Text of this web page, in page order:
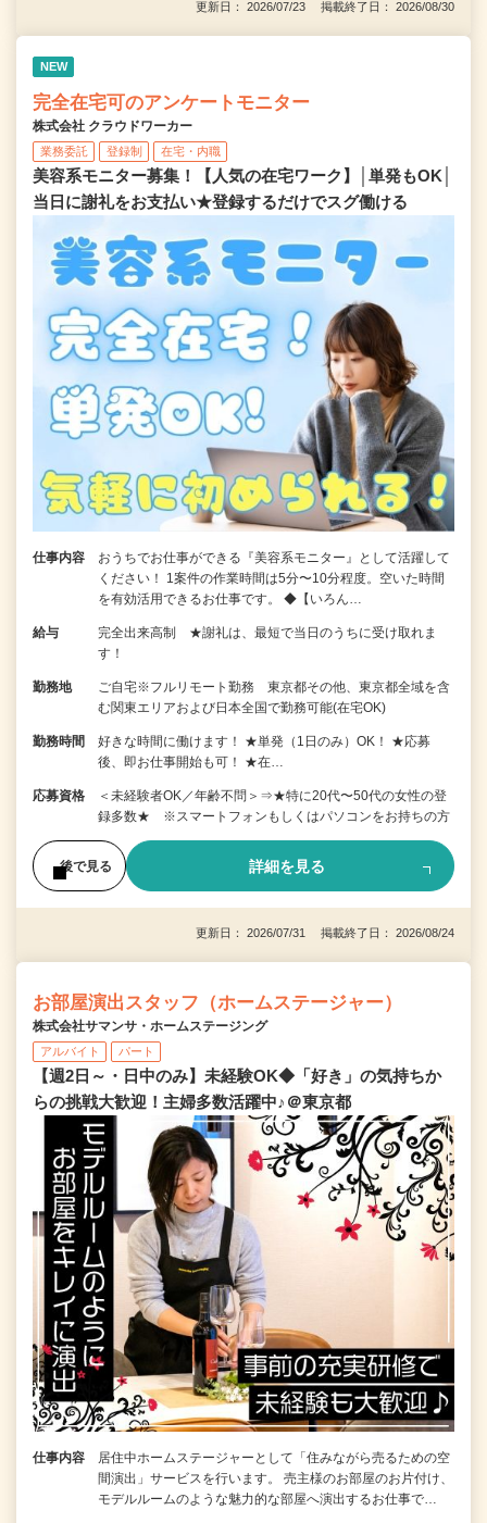
更新日： 2026/07/23 掲載終了日： 2026/08/30
NEW
完全在宅可のアンケートモニター
株式会社 クラウドワーカー
業務委託 登録制 在宅・内職
美容系モニター募集！【人気の在宅ワーク】│単発もOK│
当日に謝礼をお支払い★登録するだけでスグ働ける
仕事内容
おうちでお仕事ができる『美容系モニター』として活躍して
ください！ 1案件の作業時間は5分〜10分程度。空いた時間
を有効活用できるお仕事です。 ◆【いろん…
給与
完全出来高制 ★謝礼は、最短で当日のうちに受け取れま
す！
勤務地
ご自宅※フルリモート勤務 東京都その他、東京都全域を含
む関東エリアおよび日本全国で勤務可能(在宅OK)
勤務時間
好きな時間に働けます！ ★単発（1日のみ）OK！ ★応募
後、即お仕事開始も可！ ★在…
応募資格
＜未経験者OK／年齢不問＞⇒★特に20代〜50代の女性の登
録多数★ ※スマートフォンもしくはパソコンをお持ちの方
後で見る 詳細を見る
更新日： 2026/07/31 掲載終了日： 2026/08/24
お部屋演出スタッフ（ホームステージャー）
株式会社サマンサ・ホームステージング
アルバイト パート
【週2日～・日中のみ】未経験OK◆「好き」の気持ちか
らの挑戦大歓迎！主婦多数活躍中♪＠東京都
仕事内容
居住中ホームステージャーとして「住みながら売るための空
間演出」サービスを行います。 売主様のお部屋のお片付け、
モデルルームのような魅力的な部屋へ演出するお仕事で…